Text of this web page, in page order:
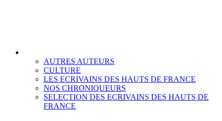
AUTRES AUTEURS
CULTURE
LES ECRIVAINS DES HAUTS DE FRANCE
NOS CHRONIQUEURS
SELECTION DES ECRIVAINS DES HAUTS DE
FRANCE